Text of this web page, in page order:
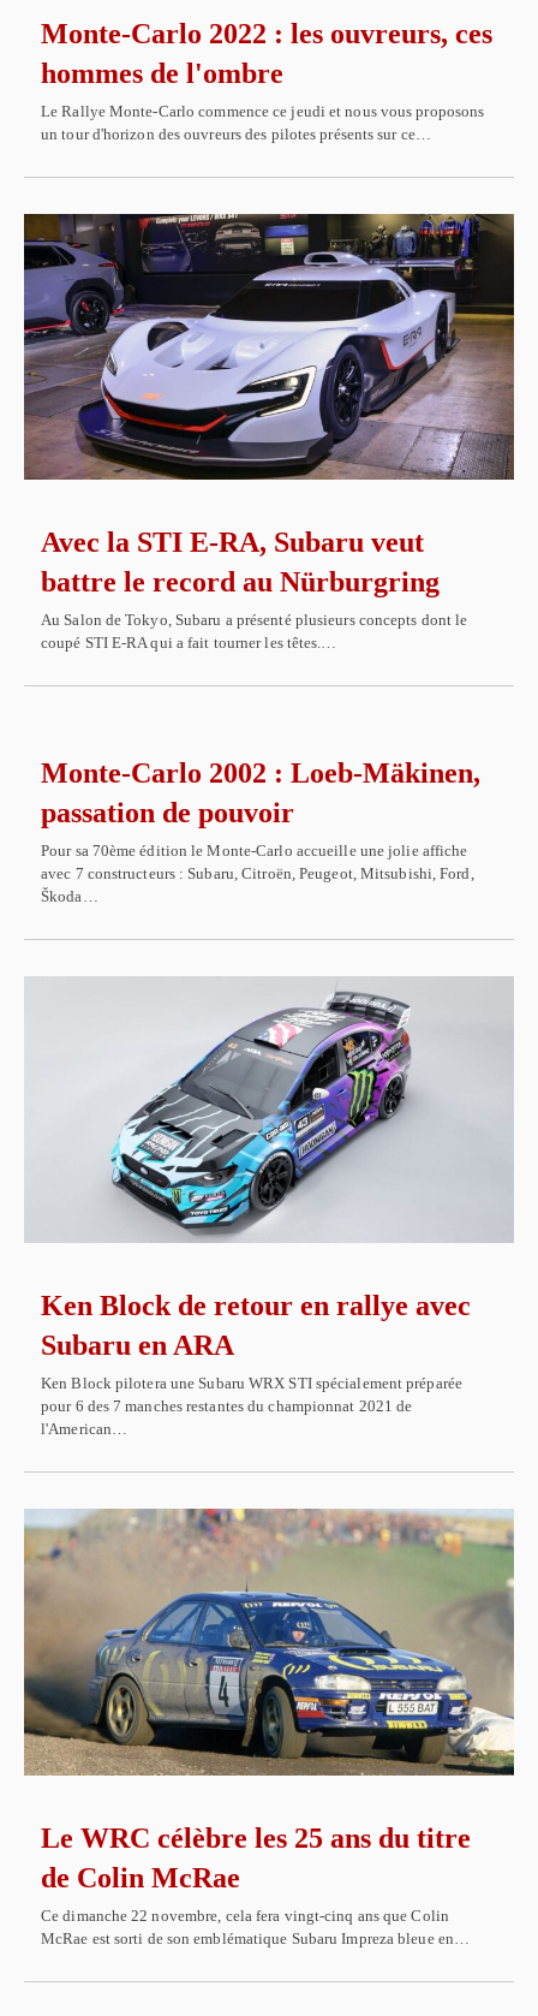
Monte-Carlo 2022 : les ouvreurs, ces
hommes de l'ombre
Le Rallye Monte-Carlo commence ce jeudi et nous vous proposons
un tour d'horizon des ouvreurs des pilotes présents sur ce…
Avec la STI E-RA, Subaru veut
battre le record au Nürburgring
Au Salon de Tokyo, Subaru a présenté plusieurs concepts dont le
coupé STI E-RA qui a fait tourner les têtes.…
Monte-Carlo 2002 : Loeb-Mäkinen,
passation de pouvoir
Pour sa 70ème édition le Monte-Carlo accueille une jolie affiche
avec 7 constructeurs : Subaru, Citroën, Peugeot, Mitsubishi, Ford,
Škoda…
Ken Block de retour en rallye avec
Subaru en ARA
Ken Block pilotera une Subaru WRX STI spécialement préparée
pour 6 des 7 manches restantes du championnat 2021 de
l'American…
Le WRC célèbre les 25 ans du titre
de Colin McRae
Ce dimanche 22 novembre, cela fera vingt-cinq ans que Colin
McRae est sorti de son emblématique Subaru Impreza bleue en…